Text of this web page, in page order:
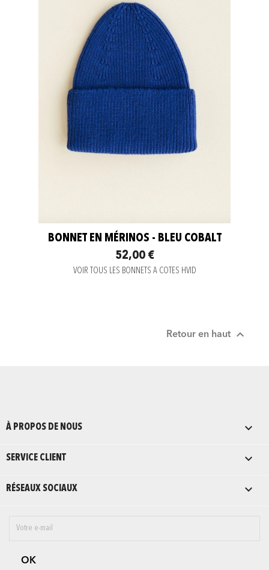
BONNET EN MÉRINOS - BLEU COBALT
52,00 €
VOIR TOUS LES BONNETS A COTES HVID
Retour en haut 
À PROPOS DE NOUS 
SERVICE CLIENT 
RÉSEAUX SOCIAUX 